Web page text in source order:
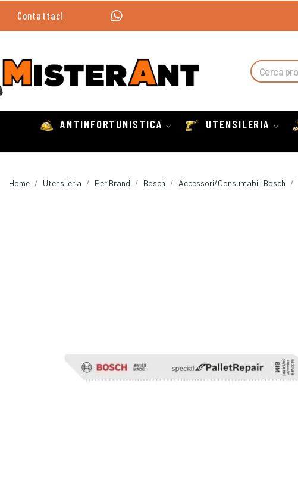
Contattaci
ANTINFORTUNISTICA UTENSILERIA
Home Utensileria Per Brand Bosch Accessori/Consumabili Bosch